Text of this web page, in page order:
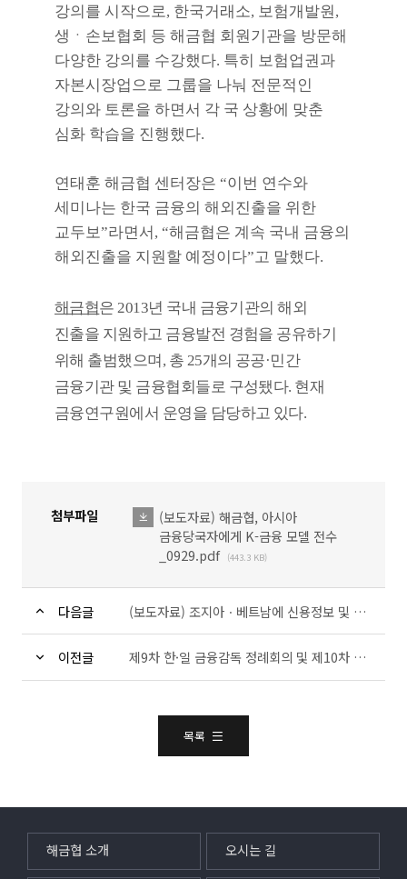
강의를 시작으로, 한국거래소, 보험개발원 ,
생ㆍ손보협회 등 해금협 회원기관을 방문해
다양한 강의를 수강했다. 특히 보험업권과
자본시장업으로 그룹을 나눠 전문적인
강의와 토론을 하면서 각 국 상황에 맞춘
심화 학습을 진행했다.
연태훈 해금협 센터장은 “이번 연수와
세미나는 한국 금융의 해외진출을 위한
교두보”라면서 , “해금협은 계속 국내 금융의
해외진출을 지원할 예정이다”고 말했다.
해금협은2013년 국내 금융기관의 해외
진출을 지원하고 금융발전 경험을 공유하기
위해 출범했으며 , 총 25개의 공공·민간
금융기관 및 금융협회들로 구성됐다. 현재
금융연구원에서 운영을 담당하고 있다.
첨부파일 파일다운로드
(보도자료) 해금협, 아시아
금융당국자에게 K-금융 모델 전수
_0929.pdf
(443.3 KB)
다음글 (보도자료) 조지아ㆍ베트남에 신용정보 및 마이데이터 발전경험 전수
이전글 제9차 한·일 금융감독 정례회의 및 제10차 국제금융협력포럼 개최
목록
해금협 소개 오시는 길